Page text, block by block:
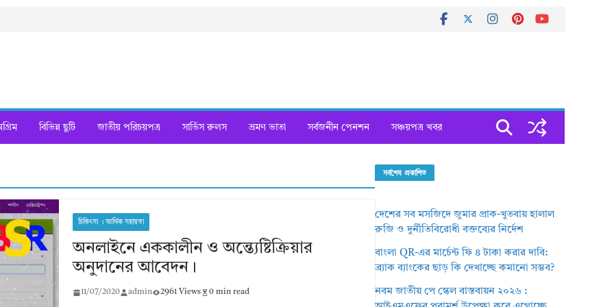
বিভিন্ন ছুটি জাতীয় পরিচয়পত্র সার্ভিস রুলস ভ্রমণ ভাতা সর্বজনীন পেনশন সঞ্চয়পত্র খবর
চিকিৎসা । আর্থিক সহায়তা
অনলাইনে এককালীন ও অন্ত্যেষ্টিক্রিয়ার
অনুদানের আবেদন।
11/07/2020 admin 2961 Views 0 min read
সর্বশেষ প্রকাশিত
দেশের সব মসজিদে জুমার প্রাক-খুতবায় হালাল
রুজি ও দুর্নীতিবিরোধী বক্তব্যের নির্দেশ
বাংলা QR-এর মার্চেন্ট ফি ৪ টাকা করার দাবি:
ব্র্যাক ব্যাংকের ছাড় কি দেখাচ্ছে কমানো সম্ভব?
নবম জাতীয় পে স্কেল বাস্তবায়ন ২০২৬ :